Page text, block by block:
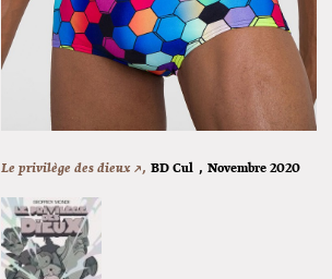
Le privilège des dieux ↗, BD Cul , Novembre 2020